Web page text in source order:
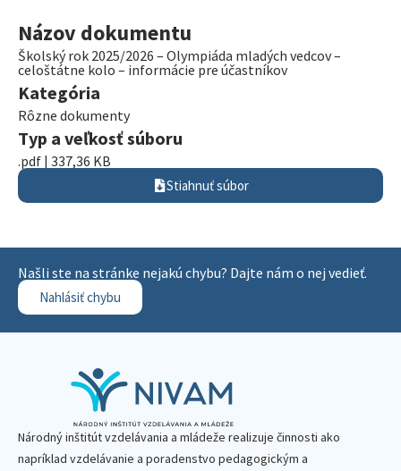
Názov dokumentu
Školský rok 2025/2026 – Olympiáda mladých vedcov –
celoštátne kolo – informácie pre účastníkov
Kategória
Rôzne dokumenty
Typ a veľkosť súboru
.pdf | 337,36 KB
Stiahnuť súbor
Našli ste na stránke nejakú chybu? Dajte nám o nej vedieť.
Nahlásiť chybu
Národný inštitút vzdelávania a mládeže realizuje činnosti ako
napríklad vzdelávanie a poradenstvo pedagogickým a